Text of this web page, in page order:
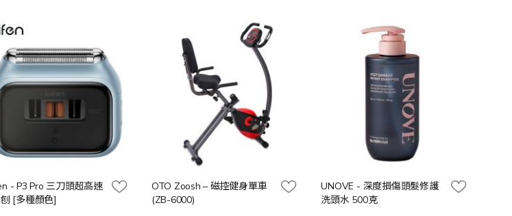
- P3 Pro 三刀頭超高速
[多種顏色]
OTO Zoosh – 磁控健身單車
(ZB-6000)
UNOVE - 深度損傷頭髮修護
洗頭水 500克